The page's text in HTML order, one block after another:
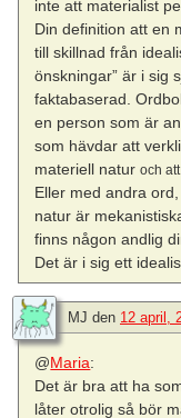
inte att materialist
Din definition att en
till skillnad från
önskningar” är i sig
faktabaserad.
en person som är
som hävdar att
materiell naturoch
Eller med andra
natur är
finns någon andlig
Det är i sig ett
MJ den 12 april,
@Maria:
Det är bra att ha
låter otrolig så bör